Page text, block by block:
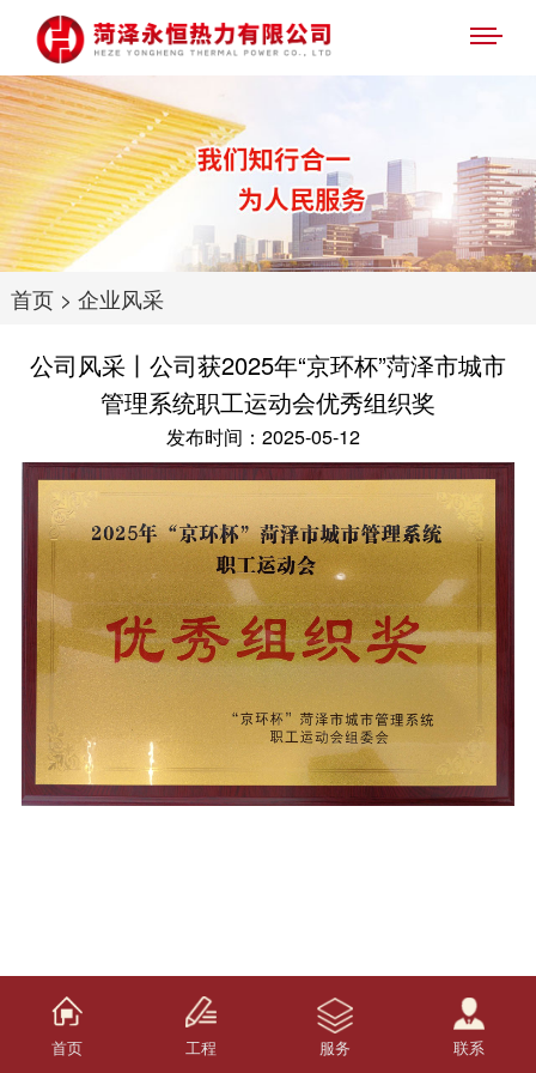
首页> 企业风采
公司风采丨公司获2025年“京环杯”菏泽市城市
管理系统职工运动会优秀组织奖
发布时间：2025-05-12
首页 工程 服务 联系